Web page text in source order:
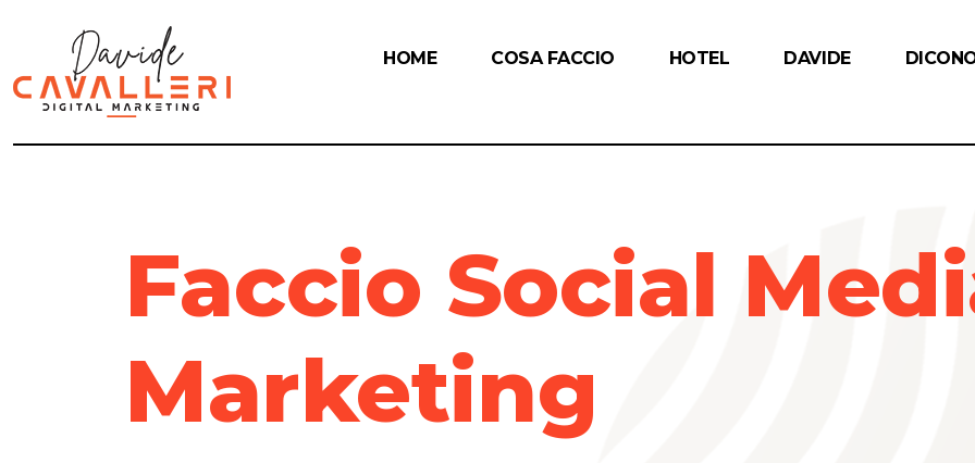
HOME COSA FACCIO HOTEL DAVIDE
Faccio Social
Marketing